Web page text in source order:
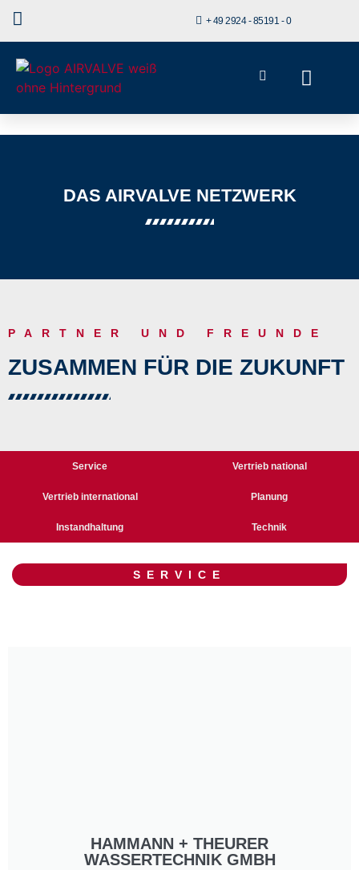
+ 49 2924 - 85191 - 0
AIRVALVE PARTNER
DAS AIRVALVE NETZWERK
PARTNER UND FREUNDE
ZUSAMMEN FÜR DIE ZUKUNFT
Service Vertrieb national
Vertrieb international Planung
Instandhaltung Technik
SERVICE
HAMMANN + THEURER
WASSERTECHNIK GMBH